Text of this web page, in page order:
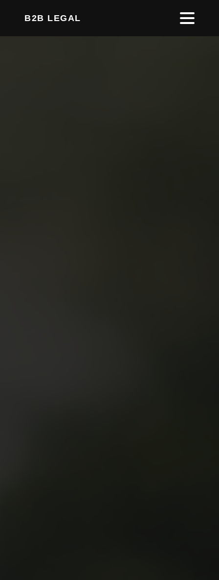
B2B LEGAL